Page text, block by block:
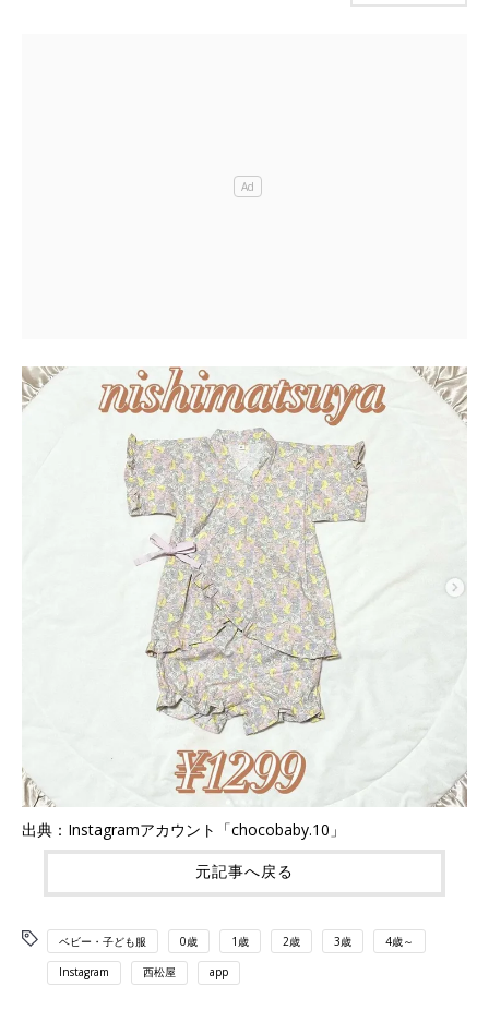
出典：Instagramアカウント「chocobaby.10」
元記事へ戻る
ベビー・子ども服 0歳 1歳 2歳 3歳 4歳～
Instagram 西松屋 app